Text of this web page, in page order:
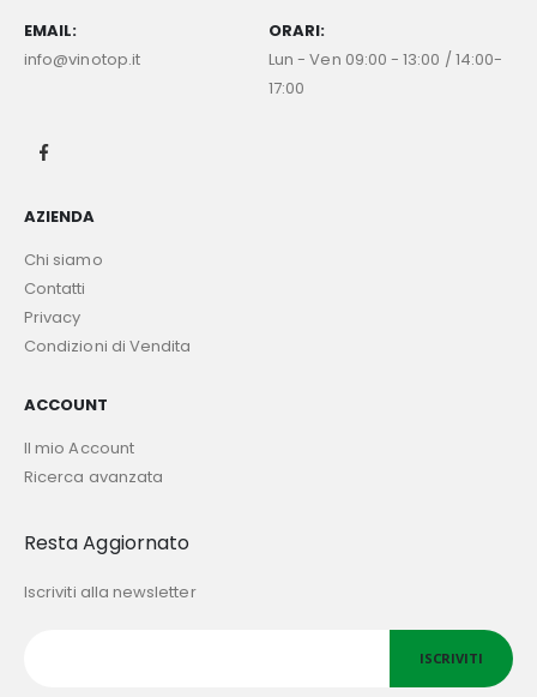
EMAIL:
info@vinotop.it
ORARI:
Lun - Ven 09:00 - 13:00 / 14:00-
17:00
AZIENDA
Chi siamo
Contatti
Privacy
Condizioni di Vendita
ACCOUNT
Il mio Account
Ricerca avanzata
Resta Aggiornato
Iscriviti alla newsletter
ISCRIVITI